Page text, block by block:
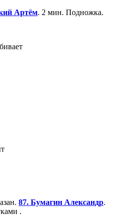
Артём. 2 мин. Подножка.
87. Бумагин Александр.
.